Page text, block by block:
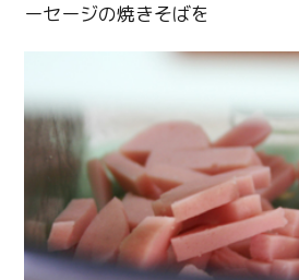
ーセージの焼きそばを